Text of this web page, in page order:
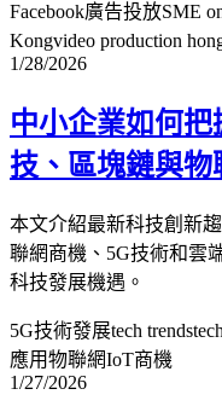
Facebook廣告投放SME
Kongvideo production
1/28/2026
中小企業如何
技、區塊鏈與
本文介紹最新科技創新
聯網商機、5G技術和雲
科技發展機遇。
5G技術發展tech trends
應用物聯網IoT商機
1/27/2026